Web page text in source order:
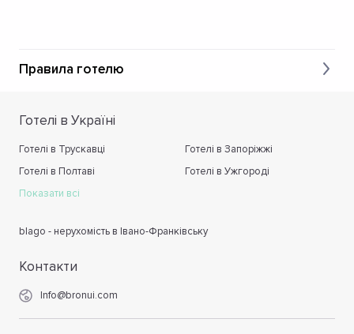
Правила готелю
Готелі в Україні
Готелі в Трускавці
Готелі в Запоріжжі
Готелі в Полтаві
Готелі в Ужгороді
Показати всі
blago - нерухомість в Івано-Франківську
Контакти
Info@bronui.com